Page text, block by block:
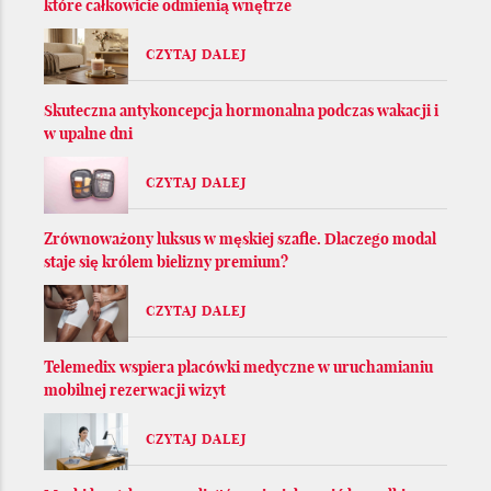
które całkowicie odmienią wnętrze
CZYTAJ DALEJ
Skuteczna antykoncepcja hormonalna podczas wakacji i
w upalne dni
CZYTAJ DALEJ
Zrównoważony luksus w męskiej szafie. Dlaczego modal
staje się królem bielizny premium?
CZYTAJ DALEJ
Telemedix wspiera placówki medyczne w uruchamianiu
mobilnej rezerwacji wizyt
CZYTAJ DALEJ